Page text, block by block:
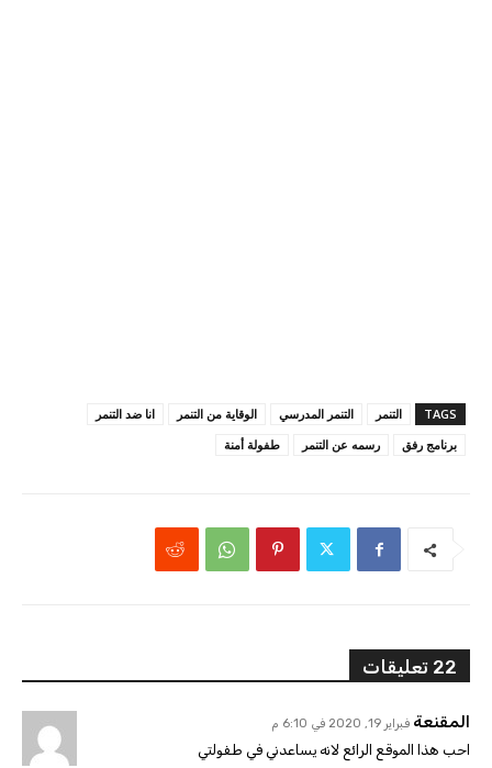
TAGS التنمر التنمر المدرسي الوقاية من التنمر
انا ضد التنمر
برنامج رفق
رسمه عن التنمر طفولة أمنة
22 تعليقات
المقنعة فبراير 19, 2020 في 6:10 م
احب هذا الموقع الرائع لانه يساعدني في طفولتي